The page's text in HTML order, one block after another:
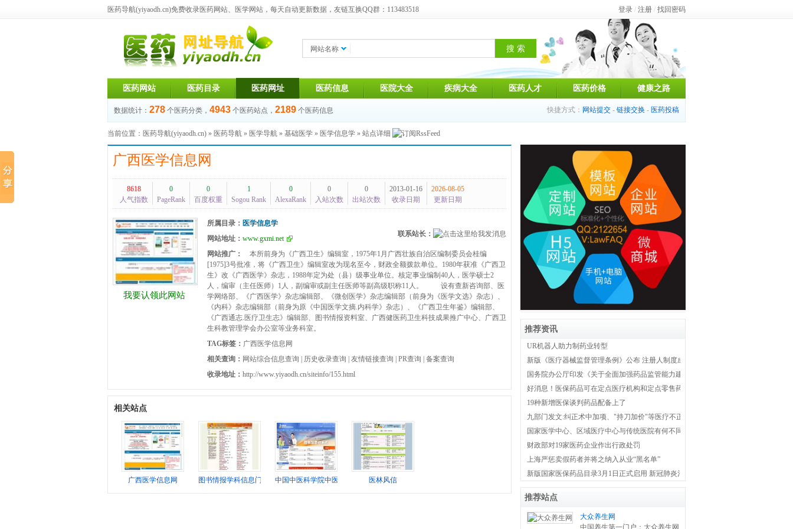
医药导航(yiyaodh.cn)免费收录医药网站、医学网站，每天自动更新数据，友链互换QQ群：113483518 登录 / 注册 / 找回密码
网站名称
医药网站 医药目录 医药网址 医药信息 医院大全 疾病大全 医药人才 医药价格 健康之路
数据统计： 278 个医药分类， 4943 个医药站点， 2189 个医药信息 快捷方式： 网站提交 - 链接交换 - 医药投稿
当前位置： 医药导航(yiyaodh.cn) » 医药导航 » 医学导航 » 基础医学 » 医学信息学 » 站点详细
广西医学信息网
8618
人气指数
0
PageRank
0
百度权重
1
Sogou Rank
0
AlexaRank
0
入站次数
0
出站次数
2013-01-16
收录日期
2026-08-05
更新日期
我要认领此网站
所属目录： 医学信息学
联系站长：
网站地址： www.gxmi.net
网站推广：
本所前身为《广西卫生》编辑室，1975年1月广西壮族自治区编制委员会桂编
[1975]3号批准，将《广西卫生》编辑室改为现名至今，财政全额拨款单位。1980年获准《广西卫
生》改《广西医学》杂志，1988年定为处（县）级事业单位。核定事业编制40人，医学硕士2
人，编审（主任医师）1人，副编审或副主任医师等副高级职称11人。 设有查新咨询部、医
学网络部、《广西医学》杂志编辑部、《微创医学》杂志编辑部（前身为《医学文选》杂志）、
《内科》杂志编辑部（前身为原《中国医学文摘.内科学》杂志）、《广西卫生年鉴》编辑部、
《广西通志.医疗卫生志》编辑部、图书情报资料室、广西健医药卫生科技成果推广中心、广西卫
生科教管理学会办公室等业务科室。
TAG标签： 广西医学信息网
相关查询： 网站综合信息查询 历史收录查询 友情链接查询 PR查询
备案查询
收录地址： http://www.yiyaodh.cn/siteinfo/155.html
相关站点
广西医学信息网 图书情报学科信息门户 中国中医科学院中医药信息研究所医林风信
推荐资讯
UR机器人助力制药业转型
新版《医疗器械监督管理条例》公布 注册人制度成为新监管体系主线
国务院办公厅印发《关于全面加强药品监管能力建设的实施意见》
好消息！医保药品可在定点医疗机构和定点零售药店双通道购买
19种新增医保谈判药品配备上了
九部门发文:纠正术中加项、"持刀加价"等医疗不正之风
国家医学中心、区域医疗中心与传统医院有何不同？国家卫健委权威解答！
财政部对19家医药企业作出行政处罚
上海严惩卖假药者并将之纳入从业“黑名单”
新版国家医保药品目录3月1日正式启用 新冠肺炎治疗药品全部纳入医保
推荐站点
大众养生网
中国养生第一门户：大众养生网